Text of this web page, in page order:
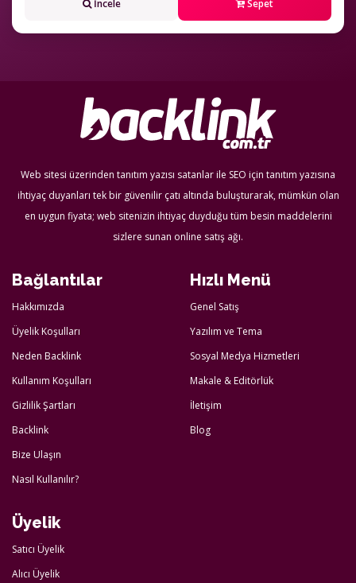
İncele Sepet
Web sitesi üzerinden tanıtım yazısı satanlar ile SEO için tanıtım yazısına
ihtiyaç duyanları tek bir güvenilir çatı altında buluşturarak, mümkün olan
en uygun fiyata; web sitenizin ihtiyaç duyduğu tüm besin maddelerini
sizlere sunan online satış ağı.
Bağlantılar
Hakkımızda
Üyelik Koşulları
Neden Backlink
Kullanım Koşulları
Gizlilik Şartları
Backlink
Bize Ulaşın
Nasıl Kullanılır?
Hızlı Menü
Genel Satış
Yazılım ve Tema
Sosyal Medya Hizmetleri
Makale & Editörlük
İletişim
Blog
Üyelik
Satıcı Üyelik
Alıcı Üyelik